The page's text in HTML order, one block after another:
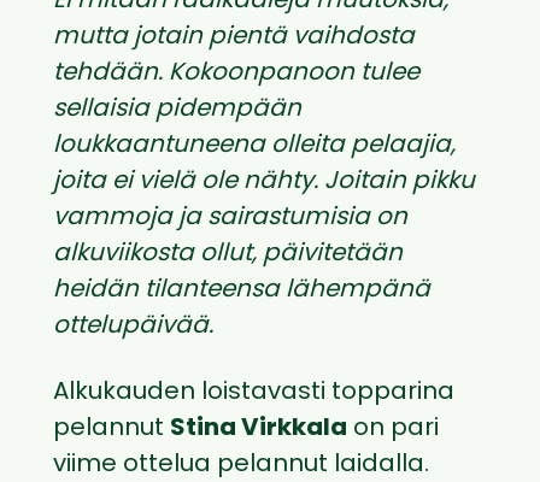
mutta jotain pientä vaihdosta
tehdään. Kokoonpanoon tulee
sellaisia pidempään
loukkaantuneena olleita pelaajia,
joita ei vielä ole nähty. Joitain pikku
vammoja ja sairastumisia on
alkuviikosta ollut, päivitetään
heidän tilanteensa lähempänä
ottelupäivää.
Alkukauden loistavasti topparina
pelannut Stina Virkkala on pari
viime ottelua pelannut laidalla.